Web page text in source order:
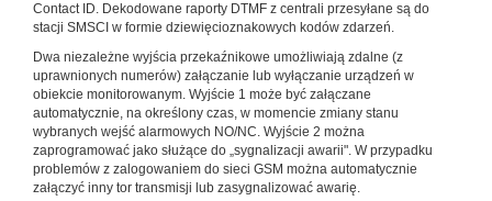
Contact ID. Dekodowane raporty DTMF z centrali przesyłane są do
stacji SMSCI w formie dziewięcioznakowych kodów zdarzeń.
Dwa niezależne wyjścia przekaźnikowe umożliwiają zdalne (z
uprawnionych numerów) załączanie lub wyłączanie urządzeń w
obiekcie monitorowanym. Wyjście 1 może być załączane
automatycznie, na określony czas, w momencie zmiany stanu
wybranych wejść alarmowych NO/NC. Wyjście 2 można
zaprogramować jako służące do „sygnalizacji awarii". W przypadku
problemów z zalogowaniem do sieci GSM można automatycznie
załączyć inny tor transmisji lub zasygnalizować awarię.